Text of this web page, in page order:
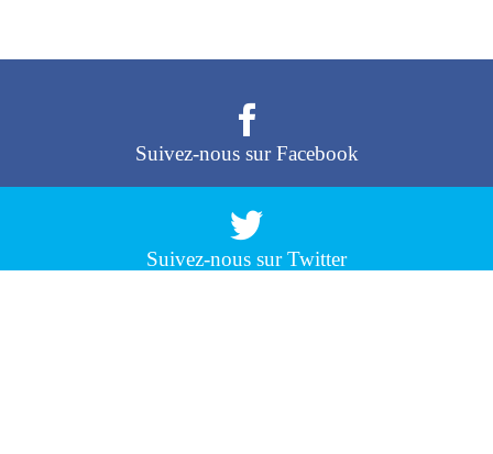
Suivez-nous sur Facebook
Suivez-nous sur Twitter